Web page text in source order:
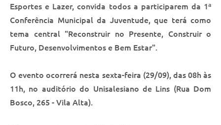
Contato
Educação
Infraestrutura
Meio Ambiente
Esportes e Lazer, convida todos a participarem da 1ª
Conferência Municipal da Juventude, que terá como
tema central "Reconstruir no Presente, Construir o
Futuro, Desenvolvimentos e Bem Estar".
O evento ocorrerá nesta sexta-feira (29/09), das 08h às
11h, no auditório do Unisalesiano de Lins (Rua Dom
Bosco, 265 - Vila Alta).